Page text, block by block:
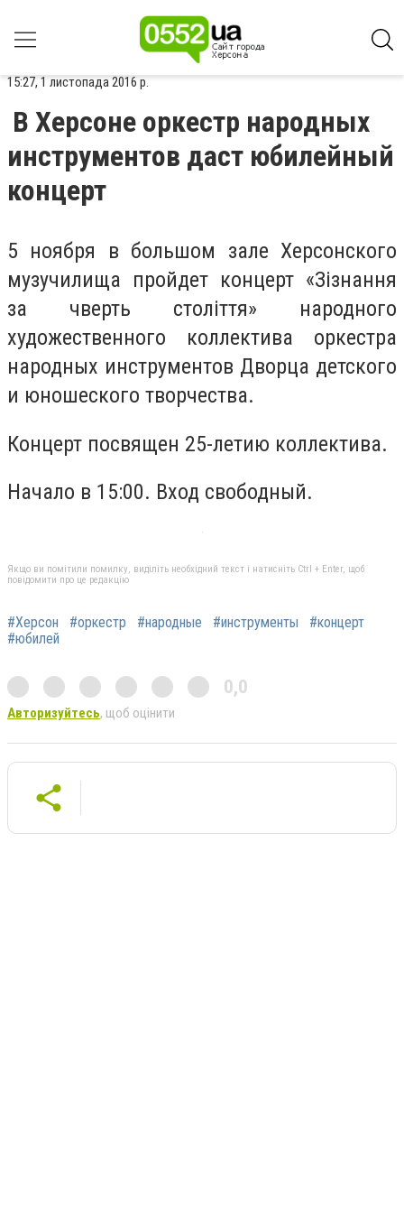
15:27, 1 листопада 2016 р.
В Херсоне оркестр народных
инструментов даст юбилейный
концерт
5 ноября в большом зале Херсонского
музучилища пройдет концерт «Зізнання
за чверть століття» народного
художественного коллектива оркестра
народных инструментов Дворца детского
и юношеского творчества.
Концерт посвящен 25-летию коллектива.
Начало в 15:00. Вход свободный.
Якщо ви помітили помилку, виділіть необхідний текст і натисніть Ctrl + Enter, щоб
повідомити про це редакцію
#Херсон #оркестр #народные #инструменты
#концерт
#юбилей
0,0
Авторизуйтесь, щоб оцінити